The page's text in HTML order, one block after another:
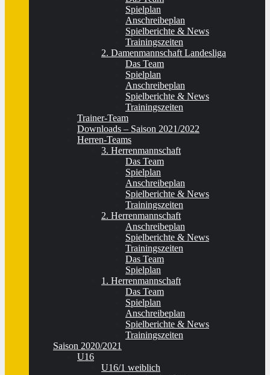
Spielplan
Anschreibeplan
Spielberichte & News
Trainingszeiten
2. Damenmannschaft Landesliga
Das Team
Spielplan
Anschreibeplan
Spielberichte & News
Trainingszeiten
Trainer-Team
Downloads – Saison 2021/2022
Herren-Teams
3. Herrenmannschaft
Das Team
Spielplan
Anschreibeplan
Spielberichte & News
Trainingszeiten
2. Herrenmannschaft
Anschreibeplan
Spielberichte & News
Trainingszeiten
Das Team
Spielplan
1. Herrenmannschaft
Das Team
Spielplan
Anschreibeplan
Spielberichte & News
Trainingszeiten
Saison 2020/2021
U16
U16/1 weiblich